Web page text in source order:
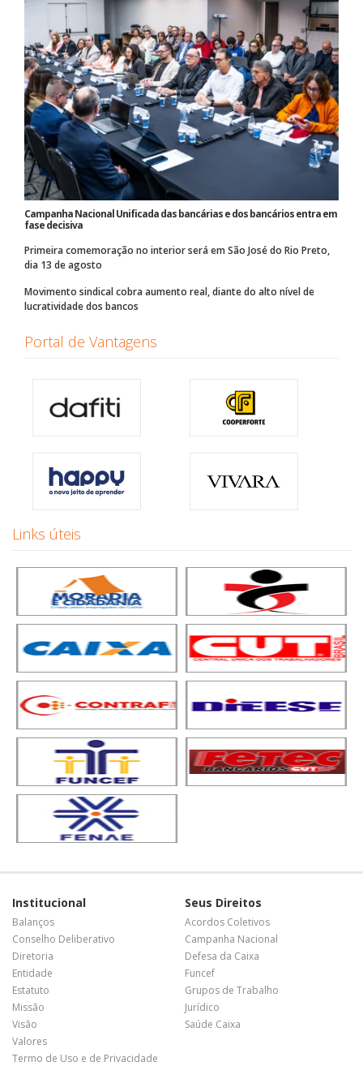
Campanha Nacional Unificada das bancárias e dos bancários entra em
fase decisiva
Primeira comemoração no interior será em São José do Rio Preto,
dia 13 de agosto
Movimento sindical cobra aumento real, diante do alto nível de
lucratividade dos bancos
Portal de Vantagens
Links úteis
Institucional
Balanços
Conselho Deliberativo
Diretoria
Entidade
Estatuto
Missão
Visão
Valores
Termo de Uso e de Privacidade
Seus Direitos
Acordos Coletivos
Campanha Nacional
Defesa da Caixa
Funcef
Grupos de Trabalho
Jurídico
Saúde Caixa